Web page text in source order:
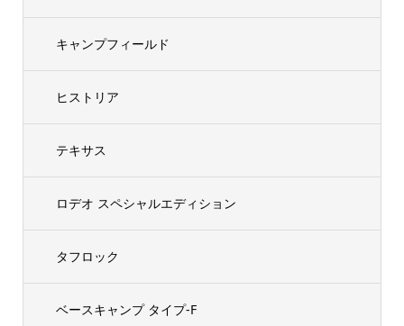
キャンプフィールド
ヒストリア
テキサス
ロデオ スペシャルエディション
タフロック
ベースキャンプ タイプ-F